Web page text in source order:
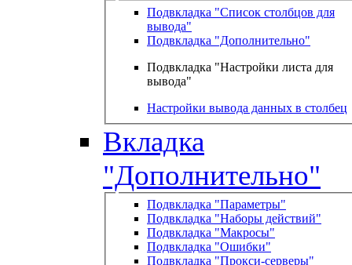
Подвкладка "Список столбцов для
вывода"
Подвкладка "Дополнительно"
Подвкладка "Настройки листа для
вывода"
Настройки вывода данных в столбец
Вкладка
"Дополнительно"
Подвкладка "Параметры"
Подвкладка "Наборы действий"
Подвкладка "Макросы"
Подвкладка "Ошибки"
Подвкладка "Прокси-серверы"